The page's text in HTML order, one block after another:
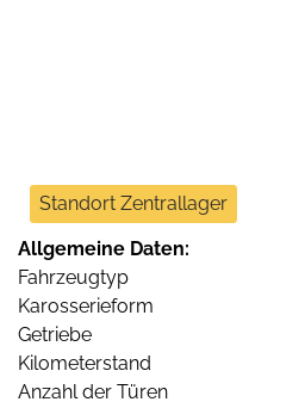
Standort Zentrallager
Allgemeine Daten:
Fahrzeugtyp
Karosserieform
Getriebe
Kilometerstand
Anzahl der Türen